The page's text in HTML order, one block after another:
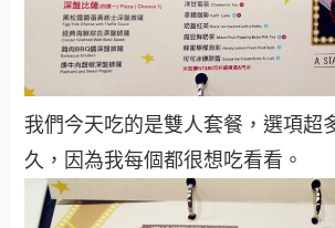
我們今天吃的是雙人套餐，選項超
久，因為我每個都很想吃看看。